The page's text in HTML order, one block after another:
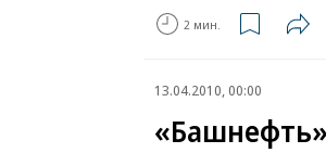
2 мин.
13.04.2010, 00:00